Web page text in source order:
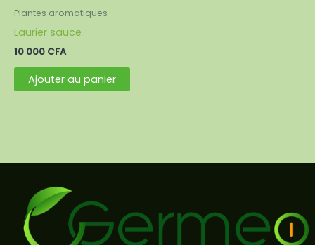
Plantes aromatiques
Laurier sauce
10 000 CFA
Ajouter au panier